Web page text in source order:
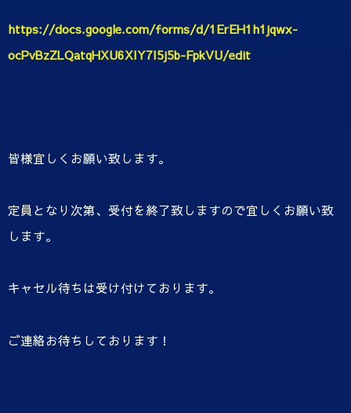
https://docs.google.com/forms/d/1ErEH1h1jqwx-
ocPvBzZLQatqHXU6XIY7I5j5b-FpkVU/edit
皆様宜しくお願い致します。
定員となり次第、受付を終了致しますので宜しくお願い致
します。
キャセル待ちは受け付けております。
ご連絡お待ちしております！